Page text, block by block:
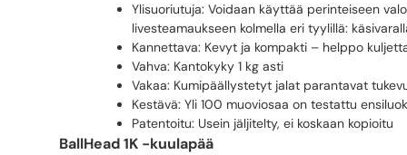
Ylisuoriutuja: Voidaan käyttää perinteiseen
livesteamaukseen kolmella eri tyylillä:
Kannettava: Kevyt ja kompakti – helppo
Vahva: Kantokyky 1 kg asti
Vakaa: Kumipäällystetyt jalat parantavat
Kestävä: Yli 100 muoviosaa on testattu
Patentoitu: Usein jäljitelty, ei koskaan kopioitu
BallHead 1K -kuulapää